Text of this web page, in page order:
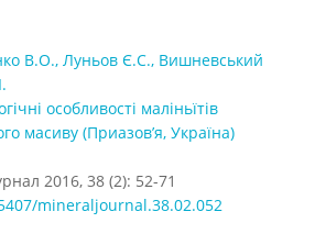
В.О., Луньов Є.С., Вишневський
особливості маліньїтів
масиву (Приазов’я, Україна)
2016, 38 (2): 52-71
mineraljournal.38.02.052